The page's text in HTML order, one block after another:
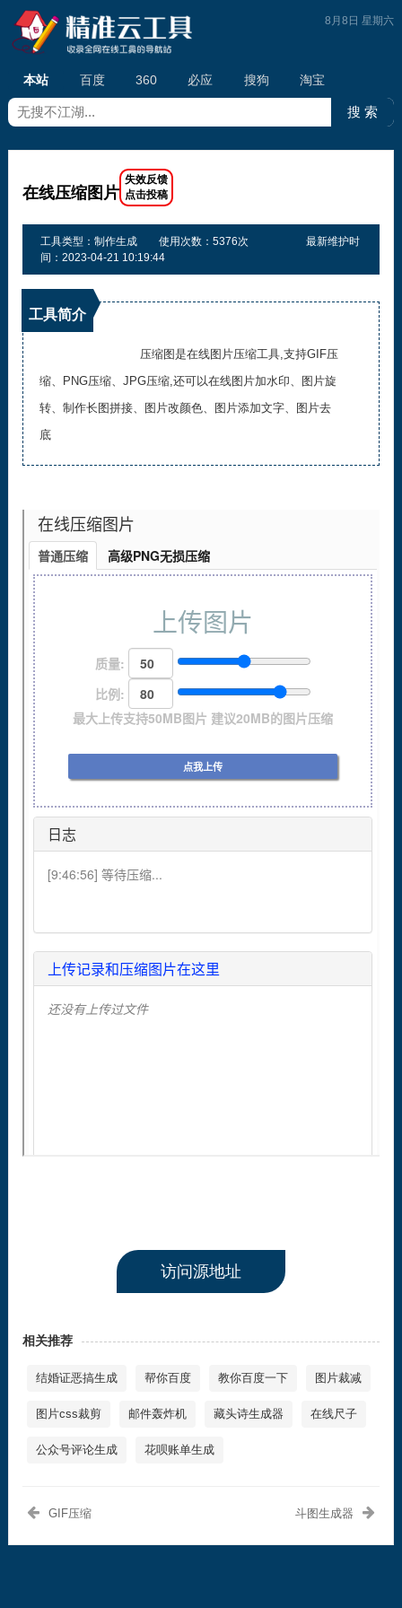
本站 百度 360 必应 搜狗 淘宝
8月8日 星期六
在线压缩图片
工具类型：制作生成 使用次数：5376次
最新维护时
间：2023-04-21 10:19:44
工具简介
压缩图是在线图片压缩工具,支持GIF压
缩、PNG压缩、JPG压缩,还可以在线图片加水印、图片旋
转、制作长图拼接、图片改颜色、图片添加文字、图片去
底
访问源地址
相关推荐
结婚证恶搞生成 帮你百度 教你百度一下 图片裁减
图片css裁剪 邮件轰炸机 藏头诗生成器 在线尺子
公众号评论生成 花呗账单生成
GIF压缩 斗图生成器